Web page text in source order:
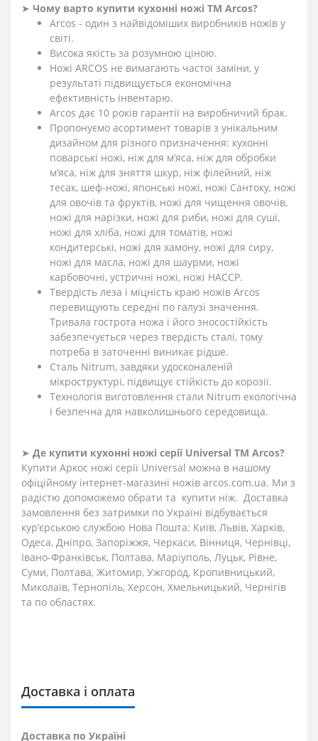
➤ Чому варто купити кухонні ножі ТМ Arcos?
Arcos - один з найвідоміших виробників ножів у
світі.
Висока якість за розумною ціною.
Ножі ARCOS не вимагають частої заміни, у
результаті підвищується економічна
ефективність інвентарю.
Arcos дає 10 років гарантії на виробничий брак.
Пропонуємо асортимент товарів з унікальним
дизайном для різного призначення: кухонні
поварські ножі, ніж для м’яса, ніж для обробки
м’яса, ніж для зняття шкур, ніж філейний, ніж
тесак, шеф-ножі, японські ножі, ножі Сантоку, ножі
для овочів та фруктів, ножі для чищення овочів,
ножі для нарізки, ножі для риби, ножі для суші,
ножі для хліба, ножі для томатів, ножі
кондитерські, ножі для хамону, ножі для сиру,
ножі для масла, ножі для шаурми, ножі
карбовочні, устричні ножі, ножі HACCP.
Твердість леза і міцність краю ножів Arcos
перевищують середні по галузі значення.
Тривала гострота ножа і його зносостійкість
забезпечується через твердість сталі, тому
потреба в заточенні виникає рідше.
Сталь Nitrum, завдяки удосконаленій
мікроструктурі, підвищує стійкість до корозії.
Технологія виготовлення стали Nitrum екологічна
і безпечна для навколишнього середовища.
➤ Де купити кухонні ножі серії Universal ТМ Arcos?
Купити Аркос ножі серії Universal можна в нашому
офіційному інтернет-магазині ножів arcos.com.ua. Ми з
радістю допоможемо обрати та купити ніж. Доставка
замовлення без затримки по Україні відбувається
кур’єрською службою Нова Пошта: Київ, Львів, Харків,
Одеса, Дніпро, Запоріжжя, Черкаси, Вінниця, Чернівці,
Івано-Франківськ, Полтава, Маріуполь, Луцьк, Рівне,
Суми, Полтава, Житомир, Ужгород, Кропивницький,
Миколаїв, Тернопіль, Херсон, Хмельницький, Чернігів
та по областях.
Доставка і оплата
Доставка по Україні